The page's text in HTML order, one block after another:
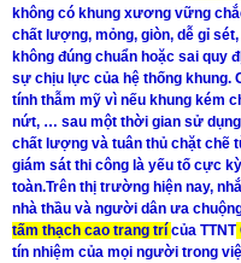
không có khung xương vững
chất lượng, mỏng, giòn, dễ gỉ
không đúng chuẩn hoặc sai quy
sự chịu lực của hệ thống khung.
tính thẫm mỹ vì nếu khung kém
nứt, … sau một thời gian sử
chất lượng và tuân thủ chặt chẽ
giám sát thi công là yếu tố cực
toàn.Trên thị trường hiện nay,
nhà thầu và người dân ưa
tấm thạch cao trang trí của TTNT
tín nhiệm của mọi người trong